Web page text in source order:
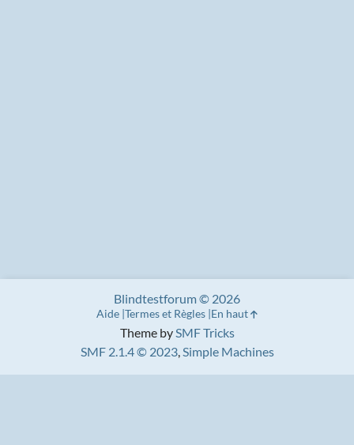
Theme bySMF Tricks
SMF 2.1.4 © 2023,Simple Machines
Blindtestforum © 2026
Aide Termes et Règles En haut